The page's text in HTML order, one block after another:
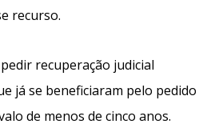
recurso.
recuperação judicial
já se beneficiaram pelo pedido
de menos de cinco anos.